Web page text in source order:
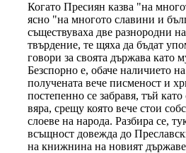
Когато Пресиян казва "на
ясно "на многото славини и
съществуваха две разнородни
твърдение, те щяха да бъдат
говори за своята държава като
Безспорно е, обаче наличието
получената вече писменост и
постепенно се забравя, тъй
вяра, срещу която вече стои
слоеве на народа. Разбира се,
всъщност довежда до
на книжнина на новият